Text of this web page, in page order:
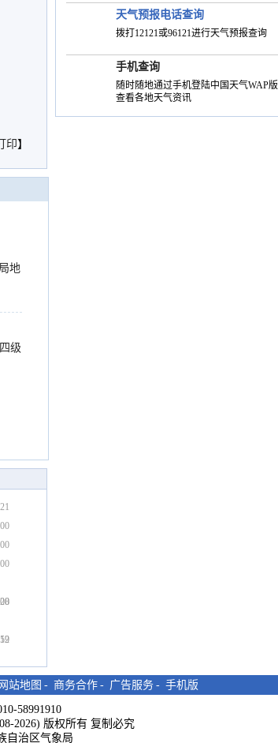
印】
地
级
天气预报电话查询
拨打12121或96121进行天气预报查询
手机查询
随时随地通过手机登陆中国天气WAP版
查看各地天气资讯
网站地图 - 商务合作 - 广告服务 - 手机版
58991910
2026) 版权所有 复制必究
自治区气象局